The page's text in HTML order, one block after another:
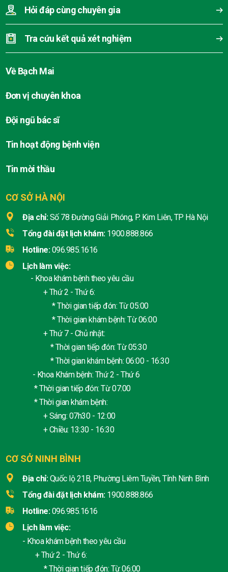
CƠ SỞ HÀ NỘI
Địa chỉ: Số 78 Đường Giải Phóng, P. Kim Liên, TP Hà Nội
Tổng đài đặt lịch khám: 1900.888.866
Hotline: 096.985.1616
Lịch làm việc:
- Khoa khám bệnh theo yêu cầu
+ Thứ 2 - Thứ 6:
* Thời gian tiếp đón: Từ 05:00
* Thời gian khám bệnh: Từ 06:00
+ Thứ 7 - Chủ nhật:
* Thời gian tiếp đón: Từ 05:30
* Thời gian khám bệnh: 06:00 - 16:30
- Khoa Khám bệnh: Thứ 2 - Thứ 6
* Thời gian tiếp đón: Từ 07:00
* Thời gian khám bệnh:
+ Sáng: 07h30 - 12:00
+ Chiều: 13:30 - 16:30
CƠ SỞ NINH BÌNH
Địa chỉ: Quốc lộ 21B, Phường Liêm Tuyền, Tỉnh Ninh Bình
Tổng đài đặt lịch khám: 1900.888.866
Hotline: 096.985.1616
Lịch làm việc:
- Khoa khám bệnh theo yêu cầu
+ Thứ 2 - Thứ 6:
* Thời gian tiếp đón: Từ 06:00
Hỏi đáp cùng chuyên gia
Tra cứu kết quả xét nghiệm
Về Bạch Mai
Đơn vị chuyên khoa
Đội ngũ bác sĩ
Tin hoạt động bệnh viện
Tin mời thầu